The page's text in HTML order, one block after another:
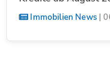
Immobilien News|